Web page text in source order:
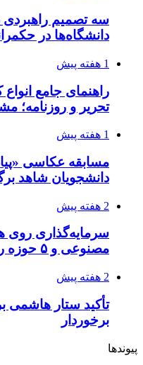
سه تصمیم راهبردی
دانشگاه‌ها در
1 هفته پیش
راهنمای جامع
تحریر و روزنامه؛
1 هفته پیش
مسابقه عکاسی
دانشجویان شاهد
2 هفته پیش
سرمایه‌گذاری روی
مصنوعی و ۵ حوزه راهبردی کشور
2 هفته پیش
تأکید ستار هاشمی
برخوردار
پیوندها